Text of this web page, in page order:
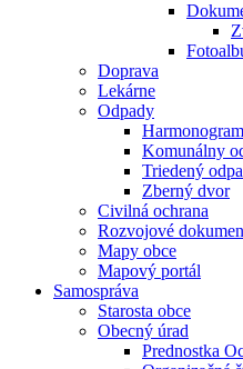
Doprava
Lekárne
Odpady
Komunálny
Triedený
Zberný dvor
Civilná ochrana
Rozvojové
Mapy obce
Mapový portál
Samospráva
Starosta obce
Obecný úrad
Prednostka